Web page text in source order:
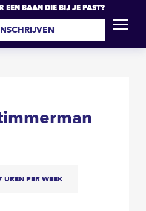
EEN BAAN DIE BIJ JE PAST?
PER WEEK
SOLLICITEER